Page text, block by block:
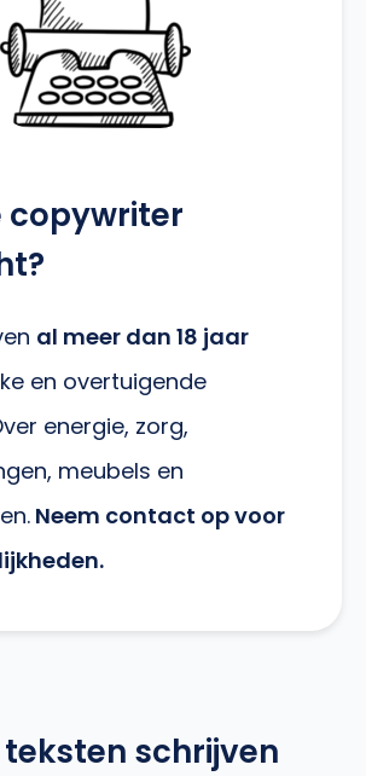
copywriter
al meer dan 18 jaar
en overtuigende
energie, zorg,
meubels en
Neem contact op voor
schrijven